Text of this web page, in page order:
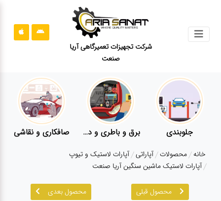
شرکت تجهیزات تعمیرگاهی آریا
صنعت
قوانین
سایت
ارتباط
درباره
ما
برق و باطری و دیاگ صافکاری و نقاشی کارواش
خانه محصولات آپاراتی آپارات لاستیک و تیوپ
آپارات لاستیک ماشین سنگین آریا صنعت
محصول قبلی محصول بعدی